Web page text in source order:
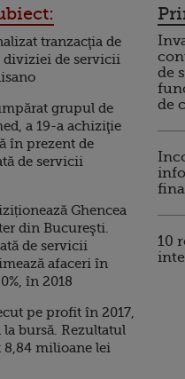
tranzacţia de
diviziei de servicii
grupul de
a 19-a achiziţie
în prezent de
de servicii
Ghencea
din Bucureşti.
de servicii
afaceri în
în 2018
pe profit în 2017,
la bursă. Rezultatul
8,84 milioane lei
de
de
10